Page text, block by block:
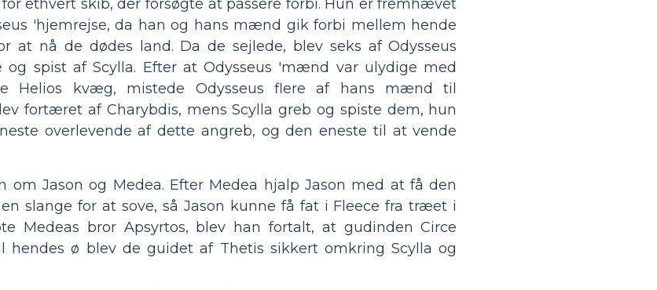
ethvert skib, der forsøgte at passere forbi. Hun er fremhævet
'hjemrejse, da han og hans mænd gik forbi mellem hende
at nå de dødes land. Da de sejlede, blev seks af Odysseus
spist af Scylla. Efter at Odysseus 'mænd var ulydige med
Helios kvæg, mistede Odysseus flere af hans mænd til
fortæret af Charybdis, mens Scylla greb og spiste dem, hun
overlevende af dette angreb, og den eneste til at vende
om Jason og Medea. Efter Medea hjalp Jason med at få den
slange for at sove, så Jason kunne få fat i Fleece fra træet i
Medeas bror Apsyrtos, blev han fortalt, at gudinden Circe
hendes ø blev de guidet af Thetis sikkert omkring Scylla og